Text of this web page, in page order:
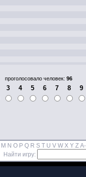
проголосовало человек: 96
3 4 5 6 7 8 9
M N O P Q R S T U V W X Y Z
Найти игру: